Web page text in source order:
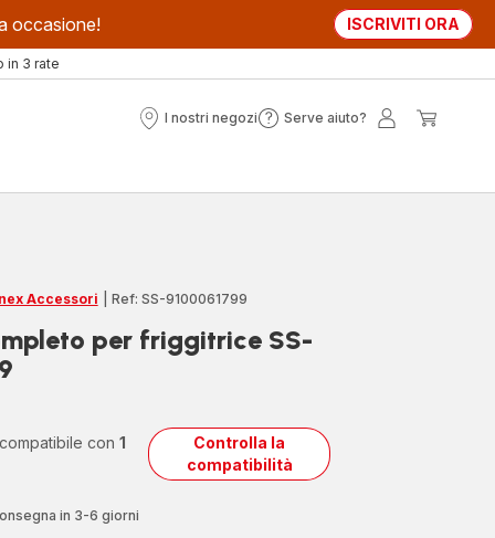
occasione! ISCRIVITI ORA
in 3 rate
I nostri negozi
I
Serve aiuto?
Serve
Accessori Ref: SS-9100061799
per friggitrice SS-
con 1
Controlla la
compatibilità
in 3-6 giorni